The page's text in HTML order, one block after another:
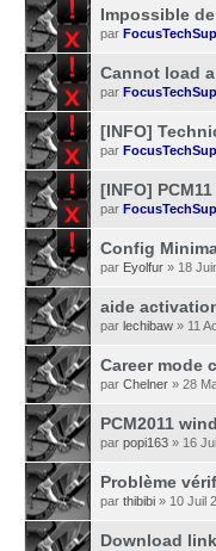
Impossible
par
Cannot load
par
[INFO]
par
[INFO]
par
Config
par Eyolfur » 18
aide
par lechibaw » 11
Career mode
par Chelner » 28
PCM2011
par popi163 » 16
Problème
par thibibi » 10 Juil
Download